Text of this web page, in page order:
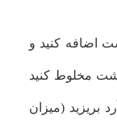
اضافه کنید و
مخلوط کنید
بریزید (میزان